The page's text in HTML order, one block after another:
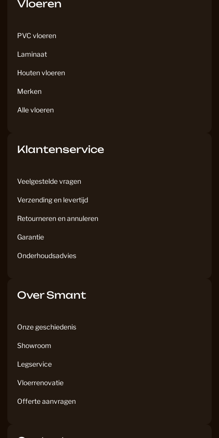
Vloeren
PVC vloeren
Laminaat
Houten vloeren
Merken
Alle vloeren
Klantenservice
Veelgestelde vragen
Verzending en levertijd
Retourneren en annuleren
Garantie
Onderhoudsadvies
Over Smant
Onze geschiedenis
Showroom
Legservice
Vloerrenovatie
Offerte aanvragen